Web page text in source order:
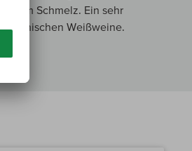
Schmelz. Ein sehr
Weißweine.